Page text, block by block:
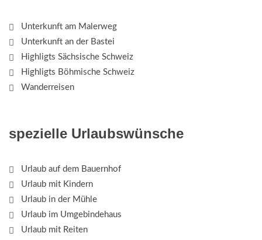
Unterkunft am Malerweg
Unterkunft an der Bastei
Highligts Sächsische Schweiz
Highligts Böhmische Schweiz
Wanderreisen
spezielle Urlaubswünsche
Urlaub auf dem Bauernhof
Urlaub mit Kindern
Urlaub in der Mühle
Urlaub im Umgebindehaus
Urlaub mit Reiten